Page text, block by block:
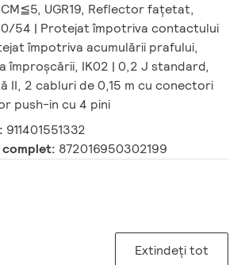
UGR19, Reflector fațetat,
54 | Protejat împotriva contactului
împotriva acumulării prafului,
împroșcării, IK02 | 0,2 J standard,
II, 2 cabluri de 0,15 m cu conectori
push-in cu 4 pini
911401551332
complet: 872016950302199
Extindeți tot